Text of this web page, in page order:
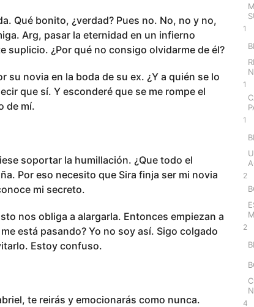
Qué bonito, ¿verdad? Pues no. No, no y no,
Arg, pasar la eternidad en un infierno
suplicio. ¿Por qué no consigo olvidarme de él?
su novia en la boda de su ex. ¿Y a quién se lo
que sí. Y esconderé que se me rompe el
de mí.
soportar la humillación. ¿Que todo el
Por eso necesito que Sira finja ser mi novia
mi secreto.
nos obliga a alargarla. Entonces empiezan a
está pasando? Yo no soy así. Sigo colgado
Estoy confuso.
te reirás y emocionarás como nunca.
1
1
1
2
2
4